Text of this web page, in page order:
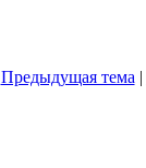
Предыдущая тема |